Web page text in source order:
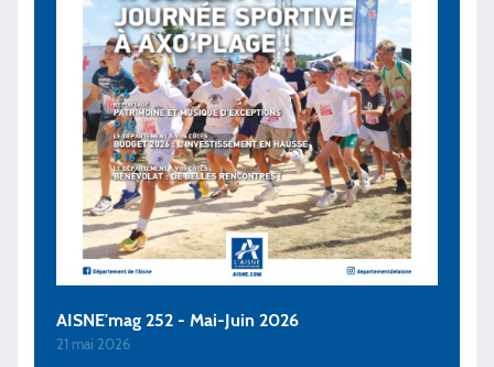
AISNE'mag 252 - Mai-Juin 2026
21 mai 2026